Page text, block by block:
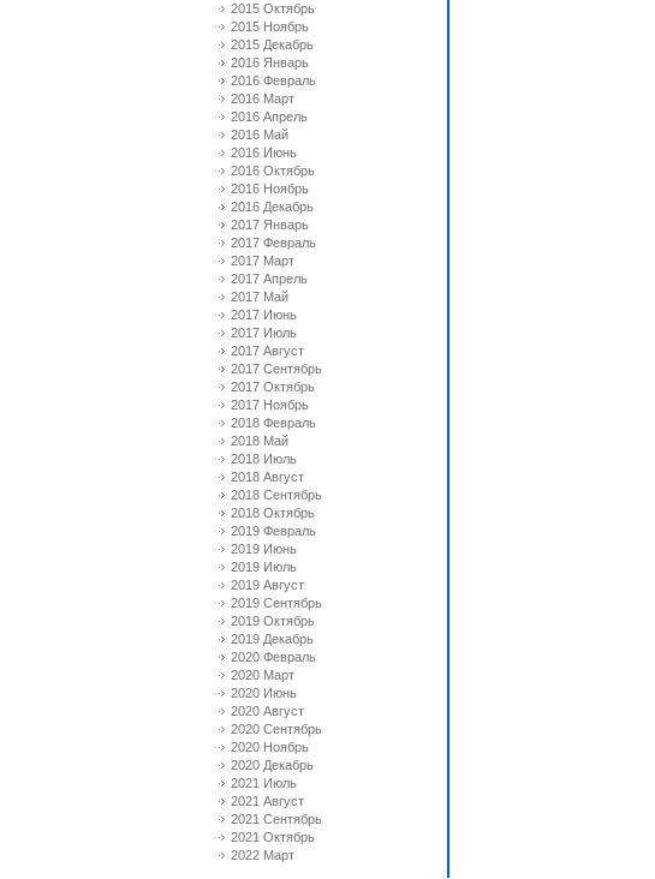
2015 Октябрь
2015 Ноябрь
2015 Декабрь
2016 Январь
2016 Февраль
2016 Март
2016 Апрель
2016 Май
2016 Июнь
2016 Октябрь
2016 Ноябрь
2016 Декабрь
2017 Январь
2017 Февраль
2017 Март
2017 Апрель
2017 Май
2017 Июнь
2017 Июль
2017 Август
2017 Сентябрь
2017 Октябрь
2017 Ноябрь
2018 Февраль
2018 Май
2018 Июль
2018 Август
2018 Сентябрь
2018 Октябрь
2019 Февраль
2019 Июнь
2019 Июль
2019 Август
2019 Сентябрь
2019 Октябрь
2019 Декабрь
2020 Февраль
2020 Март
2020 Июнь
2020 Август
2020 Сентябрь
2020 Ноябрь
2020 Декабрь
2021 Июль
2021 Август
2021 Сентябрь
2021 Октябрь
2022 Март